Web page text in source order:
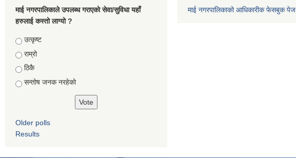
माई नगरपालिकाले उपलब्ध गराएको सेवा/सुविधा यहाँ
हरुलाई कस्तो लाग्यो ?
Choices
उत्कृष्ट
राम्रो
ठिकै
सन्तोष जनक नरहेको
Older polls
Results
माई नगरपालिकाको आधिकारीक फेसबुक पेज